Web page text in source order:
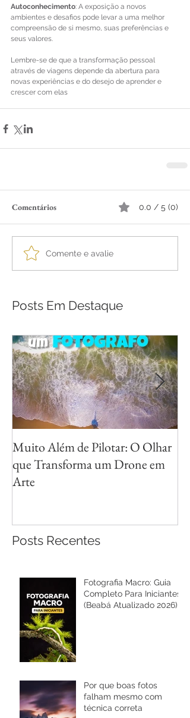
Autoconhecimento: A exposição a novos
ambientes e desafios pode levar a uma melhor
compreensão de si mesmo, suas preferências e
seus valores.
Lembre-se de que a transformação pessoal
através de viagens depende da abertura para
novas experiências e do desejo de aprender e
crescer com elas
Comentários 0.0 / 5 (0)
Comente e avalie
Posts Em Destaque
Muito Além de Pilotar: O Olhar
que Transforma um Drone em
Arte
Posts Recentes
Fotografia Macro: Guia
Completo Para Iniciantes
(Beabá Atualizado 2026)
Por que boas fotos
falham mesmo com
técnica correta